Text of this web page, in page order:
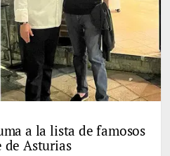
a la lista de famosos
Asturias